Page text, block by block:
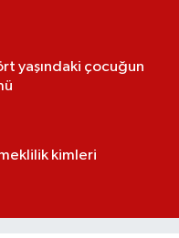
yaşındaki çocuğun
kimleri